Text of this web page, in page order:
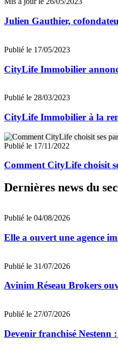
Julien Gauthier,
Publié le 17/05/2023
CityLife Immobilier
Publié le 28/03/2023
CityLife Immobilier à la
Publié le 17/11/2022
Comment CityLife choisit
Dernières news du
Publié le 04/08/2026
Elle a ouvert une agence
Publié le 31/07/2026
Avinim Réseau Brokers
Publié le 27/07/2026
Devenir franchisé Nestenn